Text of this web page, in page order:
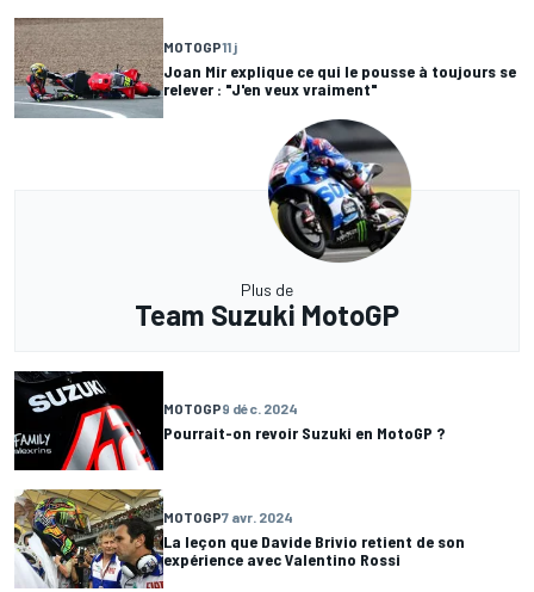
MOTOGP11 j
Joan Mir explique ce qui le pousse à toujours se
relever : "J'en veux vraiment"
Plus de
Team Suzuki MotoGP
MOTOGP9 déc. 2024
Pourrait-on revoir Suzuki en MotoGP ?
MOTOGP7 avr. 2024
La leçon que Davide Brivio retient de son
expérience avec Valentino Rossi